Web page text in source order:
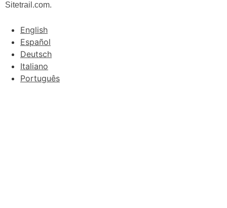
Sitetrail.com.
English
Español
Deutsch
Italiano
Português